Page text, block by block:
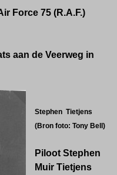
Force 75 (R.A.F.)
aan de Veerweg in
Stephen Tietjens
(Bron foto: Tony Bell)
Piloot Stephen
Muir Tietjens